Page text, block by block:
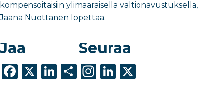
kompensoitaisiin ylimääräisellä valtionavustuksella,
Jaana Nuottanen lopettaa.
Jaa
F
X
Li S
Seuraa
In Li